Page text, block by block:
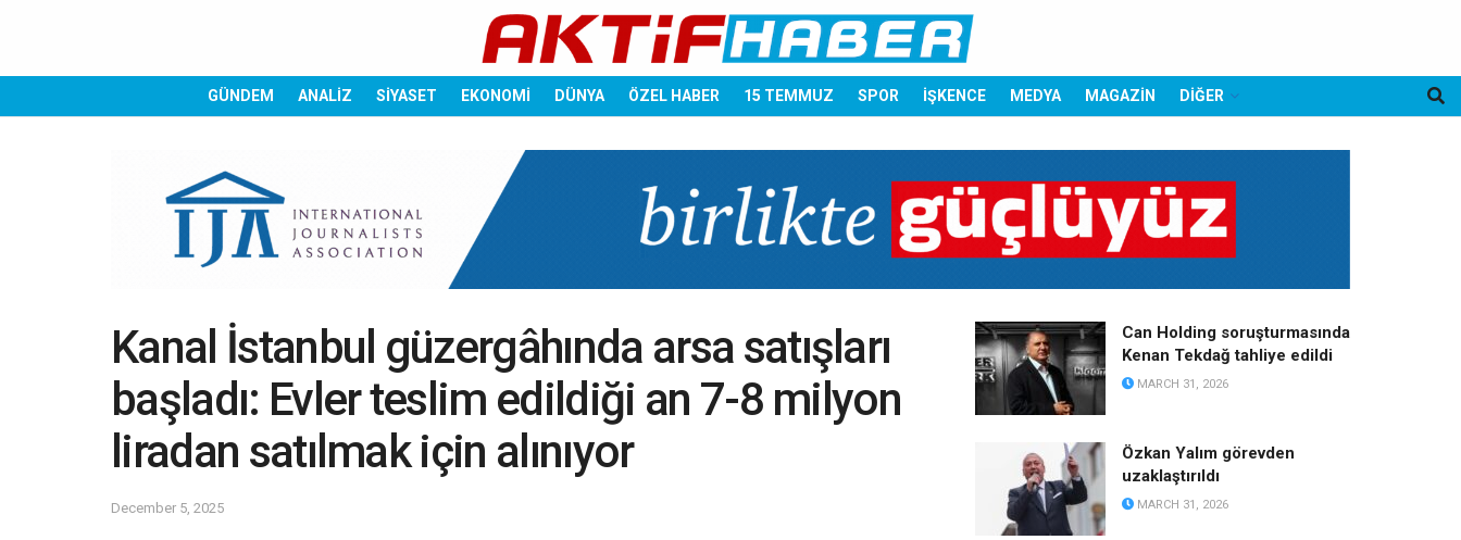
GÜNDEM ANALİZ SİYASET EKONOMİ DÜNYA ÖZEL HABER 15 TEMMUZ SPOR İŞKENCE MEDYA MAGAZİN DİĞER
Kanal İstanbul güzergâhında arsa satışları
başladı: Evler teslim edildiği an 7-8 milyon
liradan satılmak için alınıyor
December 5, 2025
Can Holding soruşturmasında
Kenan Tekdağ tahliye edildi
MARCH 31, 2026
Özkan Yalım görevden
uzaklaştırıldı
MARCH 31, 2026